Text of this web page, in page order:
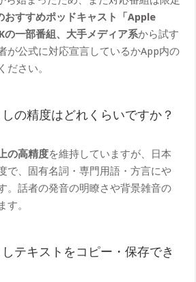
おすすめポッドキャスト「Apple
一部番組、大手メディア系から試す
が公式に対応宣言しているかApp内の
ださい。
の精度はどれくらいですか？
の高精度を維持していますが、日本
で、固有名詞・専門用語・方言にや
。話者の発音の明瞭さや背景雑音の
す。
テキストをコピー・保存でき